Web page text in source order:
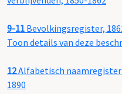
9-11 Bevolkingsregister,
Toon details van deze
12Alfabetisch
1890